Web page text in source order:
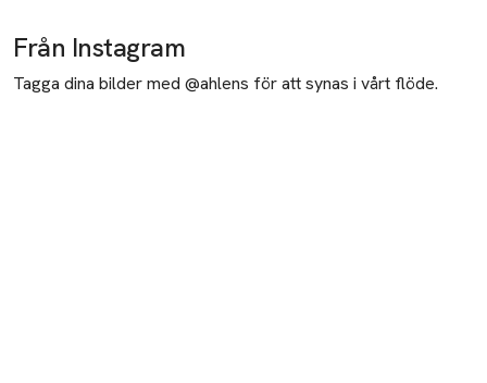
Från Instagram
Tagga dina bilder med @ahlens för att synas i vårt flöde.